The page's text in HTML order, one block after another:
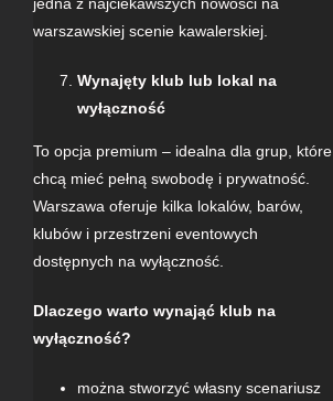
warszawskiej scenie kawalerskiej.
Wynajęty klub lub lokal na
wyłączność
To opcja premium – idealna dla grup, które
chcą mieć pełną swobodę i prywatność.
Warszawa oferuje kilka lokalów, barów,
klubów i przestrzeni eventowych
dostępnych na wyłączność.
Dlaczego warto wynająć klub na
wyłączność?
można stworzyć własny scenariusz